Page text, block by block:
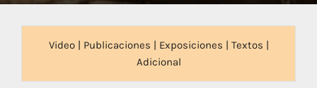
Video| Publicaciones | Exposiciones | Textos |
Adicional